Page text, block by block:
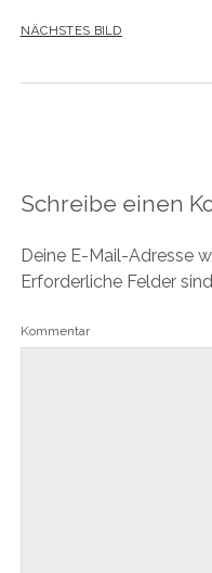
NÄCHSTES BILD
Schreibe einen
Deine E-Mail-Adresse
Erforderliche Felder
Kommentar